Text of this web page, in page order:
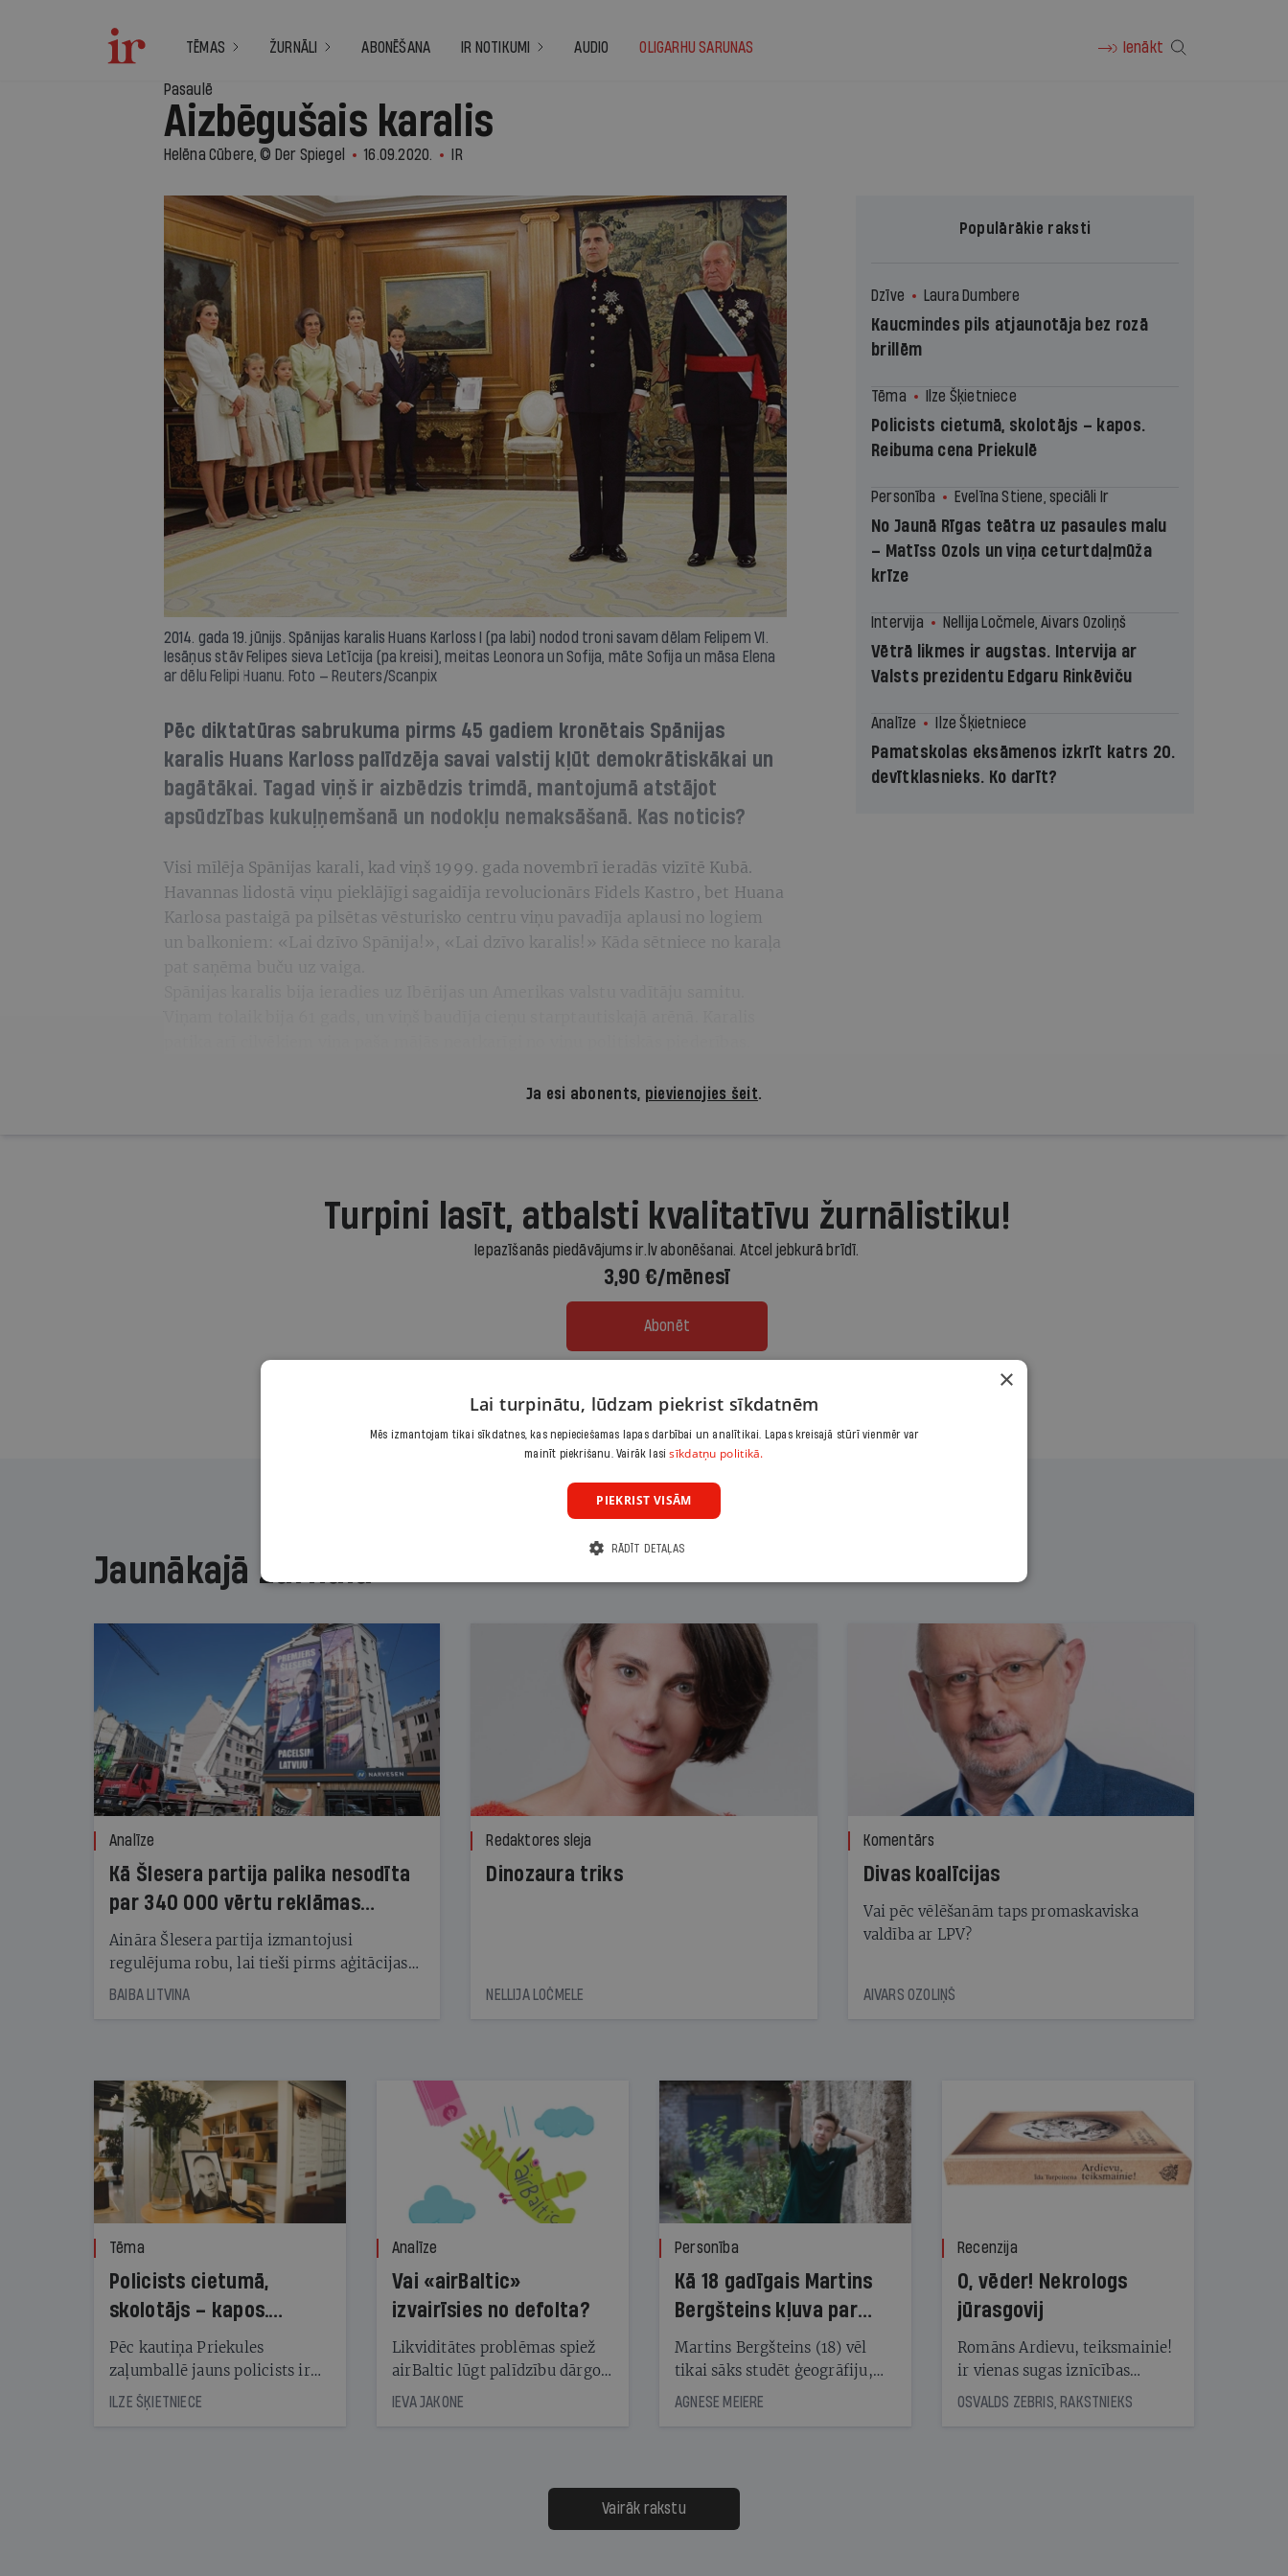
TĒMAS ŽURNĀLI ABONĒŠANA IR NOTIKUMI AUDIO OLIGARHU SARUNAS Ienākt
Pasaulē
Aizbēgušais karalis
Helēna Cūbere, © Der Spiegel 16.09.2020. IR
2014. gada 19. jūnijs. Spānijas karalis Huans Karloss I (pa labi) nodod troni savam dēlam Felipem VI.
Iesāņus stāv Felipes sieva Letīcija (pa kreisi), meitas Leonora un Sofija, māte Sofija un māsa Elena
ar dēlu Felipi Huanu. Foto — Reuters/Scanpix
Pēc diktatūras sabrukuma pirms 45 gadiem kronētais Spānijas
karalis Huans Karloss palīdzēja savai valstij kļūt demokrātiskākai un
bagātākai. Tagad viņš ir aizbēdzis trimdā, mantojumā atstājot
apsūdzības kukuļņemšanā un nodokļu nemaksāšanā. Kas noticis?
Visi mīlēja Spānijas karali, kad viņš 1999. gada novembrī ieradās vizītē Kubā.
Havannas lidostā viņu pieklājīgi sagaidīja revolucionārs Fidels Kastro, bet Huana
Karlosa pastaigā pa pilsētas vēsturisko centru viņu pavadīja aplausi no logiem
un balkoniem: «Lai dzīvo Spānija!», «Lai dzīvo karalis!» Kāda sētniece no karaļa
Populārākie raksti
Dzīve Laura Dumbere
Kaucmindes pils atjaunotāja bez rozā
brillēm
Tēma Ilze Šķietniece
Policists cietumā, skolotājs – kapos.
Reibuma cena Priekulē
Personība Evelīna Stiene, speciāli Ir
No Jaunā Rīgas teātra uz pasaules malu
– Matīss Ozols un viņa ceturtdaļmūža
krīze
Intervija Nellija Ločmele, Aivars Ozoliņš
Vētrā likmes ir augstas. Intervija ar
Valsts prezidentu Edgaru Rinkēviču
Analīze Ilze Šķietniece
Pamatskolas eksāmenos izkrīt katrs 20.
devītklasnieks. Ko darīt?
Ja esi abonents, pievienojies šeit.
Turpini lasīt, atbalsti kvalitatīvu žurnālistiku!
Iepazīšanās piedāvājums ir.lv abonēšanai. Atcel jebkurā brīdī.
3,90 €/mēnesī
Abonēt
Jaunākajā žurnālā
Analīze
Kā Šlesera partija palika nesodīta
par 340 000 vērtu reklāmas
kampaņu
Aināra Šlesera partija izmantojusi
regulējuma robu, lai tieši pirms aģitācijas
starta izreklamētos par summu, kas
BAIBA LITVINA
Redaktores sleja
Dinozaura triks
NELLIJA LOČMELE
Komentārs
Divas koalīcijas
Vai pēc vēlēšanām taps promaskaviska
valdība ar LPV?
AIVARS OZOLIŅŠ
Tēma
Policists cietumā,
skolotājs – kapos.
Reibuma cena Priekulē
Pēc kautiņa Priekules
zaļumballē jauns policists ir
nonācis cietumā, bet
cienījams pedagogs — kapos.
ILZE ŠĶIETNIECE
Analīze
Vai «airBaltic»
izvairīsies no defolta?
Likviditātes problēmas spiež
airBaltic lūgt palīdzību dārgo
obligāciju turētājiem, taču
samaksāt augstos procentus,
kas jāpārskaita jau trīs dienas
pirms nākamās sapulces
IEVA JAKONE
Personība
Kā 18 gadīgais Martins
Bergšteins kļuva par
laika ziņu seju?
Martins Bergšteins (18) vēl
tikai sāks studēt ģeogrāfiju,
bet viņa sacītajam jau uzticas
uzcītīga darba, mammas
atbalsts un drosme turpināt
meteovērojumus arī tad, kad
AGNESE MEIERE
Recenzija
O, vēder! Nekrologs
jūrasgovij
Romāns Ardievu, teiksmainie!
ir vienas sugas iznīcības
traģiskais stāsts
OSVALDS ZEBRIS, RAKSTNIEKS
Vairāk rakstu
×
Lai turpinātu, lūdzam piekrist sīkdatnēm
Mēs izmantojam tikai sīkdatnes, kas nepieciešamas lapas darbībai un analītikai. Lapas kreisajā stūrī vienmēr var
mainīt piekrišanu. Vairāk lasisīkdatņu politikā.
PIEKRIST VISĀM
RĀDĪT DETAĻAS